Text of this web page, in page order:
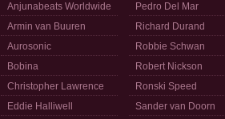
Anjunabeats Worldwide
Armin van Buuren
Aurosonic
Bobina
Christopher Lawrence
Eddie Halliwell
Pedro Del Mar
Richard Durand
Robbie Schwan
Robert Nickson
Ronski Speed
Sander van Doorn